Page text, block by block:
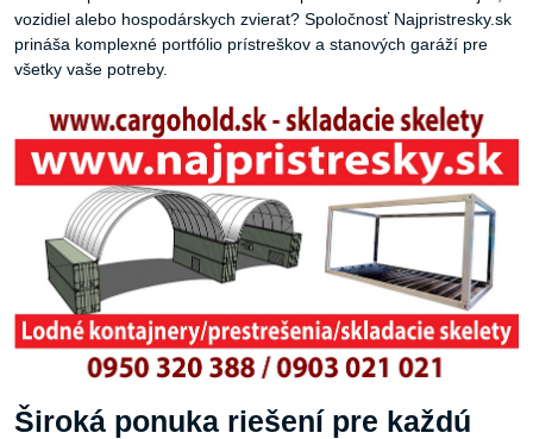
vozidiel alebo hospodárskych zvierat? Spoločnosť Najpristresky.sk
prináša komplexné portfólio prístreškov a stanových garáží pre
všetky vaše potreby.
Široká ponuka riešení pre každú